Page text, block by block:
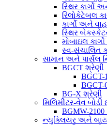
સ્થિર કાર્ગો
રિલોકેટેબલ
કાર્ગો અને
સ્થિર
મોબાઇલ
સ્વ-સંચાલિત
સામાન અને પાર્સલ
BGCT શ્રેણી
BG-X શ્રેણી
મિલિમીટર-વેવ
BGMW-
ન્યુક્લિયર અને